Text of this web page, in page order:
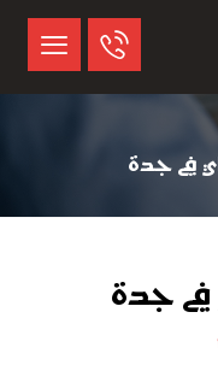
في جدة
جدة